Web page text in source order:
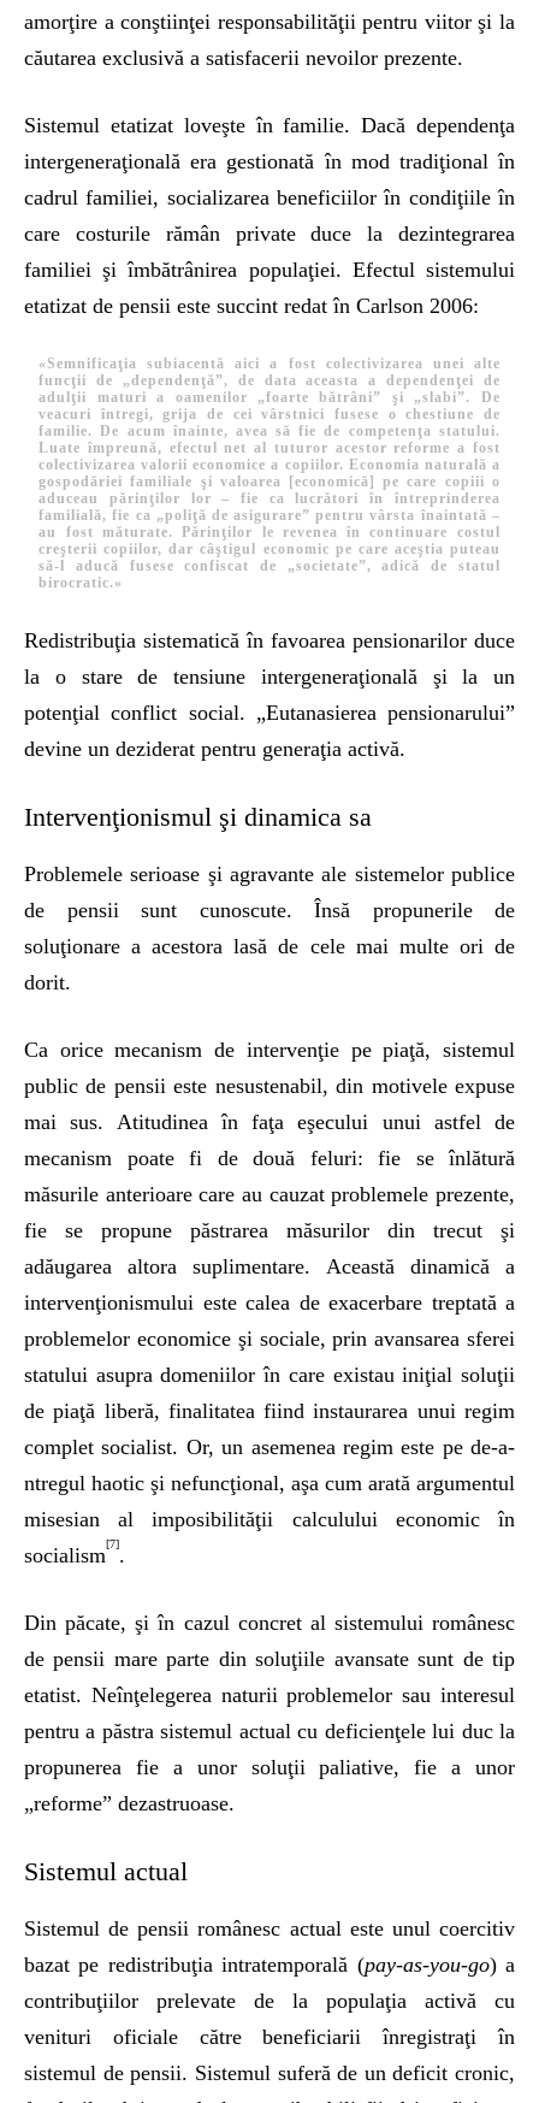
amorţire a conştiinţei responsabilităţii pentru viitor şi la
căutarea exclusivă a satisfacerii nevoilor prezente.
Sistemul etatizat loveşte în familie. Dacă dependenţa
intergeneraţională era gestionată în mod tradiţional în
cadrul familiei, socializarea beneficiilor în condiţiile în
care costurile rămân private duce la dezintegrarea
familiei şi îmbătrânirea populaţiei. Efectul sistemului
etatizat de pensii este succint redat în Carlson 2006:
«Semnificaţia subiacentă aici a fost colectivizarea unei alte
funcţii de „dependenţă”, de data aceasta a dependenţei de
adulţii maturi a oamenilor „foarte bătrâni” şi „slabi”. De
veacuri întregi, grija de cei vârstnici fusese o chestiune de
familie. De acum înainte, avea să fie de competenţa statului.
Luate împreună, efectul net al tuturor acestor reforme a fost
colectivizarea valorii economice a copiilor. Economia naturală a
gospodăriei familiale şi valoarea [economică] pe care copiii o
aduceau părinţilor lor – fie ca lucrători în întreprinderea
familială, fie ca „poliţă de asigurare” pentru vârsta înaintată –
au fost măturate. Părinţilor le revenea în continuare costul
creşterii copiilor, dar câştigul economic pe care aceştia puteau
să-l aducă fusese confiscat de „societate”, adică de statul
birocratic.»
Redistribuţia sistematică în favoarea pensionarilor duce
la o stare de tensiune intergeneraţională şi la un
potenţial conflict social. „Eutanasierea pensionarului”
devine un deziderat pentru generaţia activă.
Intervenţionismul şi dinamica sa
Problemele serioase şi agravante ale sistemelor publice
de pensii sunt cunoscute. Însă propunerile de
soluţionare a acestora lasă de cele mai multe ori de
dorit.
Ca orice mecanism de intervenţie pe piaţă, sistemul
public de pensii este nesustenabil, din motivele expuse
mai sus. Atitudinea în faţa eşecului unui astfel de
mecanism poate fi de două feluri: fie se înlătură
măsurile anterioare care au cauzat problemele prezente,
fie se propune păstrarea măsurilor din trecut şi
adăugarea altora suplimentare. Această dinamică a
intervenţionismului este calea de exacerbare treptată a
problemelor economice şi sociale, prin avansarea sferei
statului asupra domeniilor în care existau iniţial soluţii
de piaţă liberă, finalitatea fiind instaurarea unui regim
complet socialist. Or, un asemenea regim este pe de-a-
ntregul haotic şi nefuncţional, aşa cum arată argumentul
misesian al imposibilităţii calculului economic în
socialism[7].
Din păcate, şi în cazul concret al sistemului românesc
de pensii mare parte din soluţiile avansate sunt de tip
etatist. Neînţelegerea naturii problemelor sau interesul
pentru a păstra sistemul actual cu deficienţele lui duc la
propunerea fie a unor soluţii paliative, fie a unor
„reforme” dezastruoase.
Sistemul actual
Sistemul de pensii românesc actual este unul coercitiv
bazat pe redistribuţia intratemporală (pay-as-you-go) a
contribuţiilor prelevate de la populaţia activă cu
venituri oficiale către beneficiarii înregistraţi în
sistemul de pensii. Sistemul suferă de un deficit cronic,